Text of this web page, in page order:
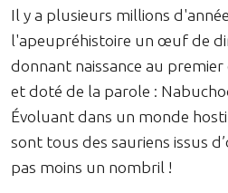
Il y a plusieurs millions
l'apeupréhistoire un œuf de
donnant naissance au
et doté de la parole :
Évoluant dans un monde
sont tous des sauriens issus
pas moins un nombril !